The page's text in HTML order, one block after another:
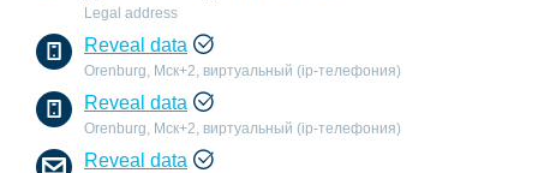
Legal address
Reveal data
Orenburg, Мск+2, виртуальный (ip-телефония)
Reveal data
Orenburg, Мск+2, виртуальный (ip-телефония)
Reveal data